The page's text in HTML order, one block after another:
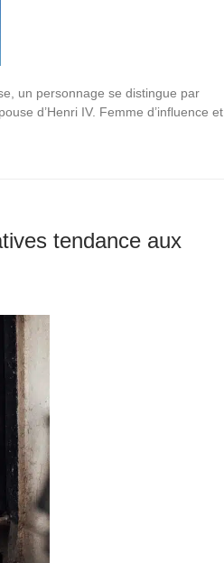
un personnage se distingue par
d’Henri IV. Femme d’influence et
tendance aux